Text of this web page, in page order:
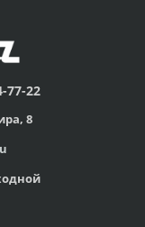
77-22
8